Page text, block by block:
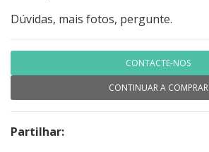
Dúvidas, mais fotos, pergunte.
CONTACTE-NOS
CONTINUAR A COMPRAR
Partilhar: